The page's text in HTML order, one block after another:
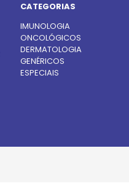
CATEGORIAS
IMUNOLOGIA
ONCOLÓGICOS
DERMATOLOGIA
GENÉRICOS
ESPECIAIS